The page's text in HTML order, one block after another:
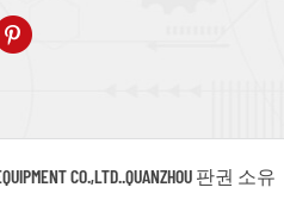
유형, 건조기, 필터, 배수기, 완
립. 또한 우리 회사는 영구 자
CO.,LTD..QUANZHOU 판권 소유